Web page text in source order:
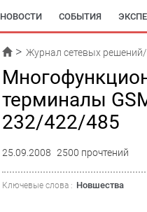
НОВОСТИ СОБЫТИЯ
Журнал сетевых
терминалы
232/422/485
25.09.2008 2500 прочтений
Ключевые слова : Новшества